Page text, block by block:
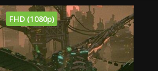
FHD (1080p)